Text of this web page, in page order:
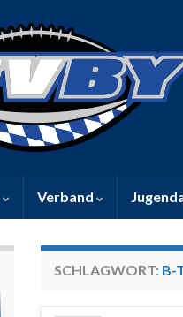
Verband
SCHLAGWORT: B-